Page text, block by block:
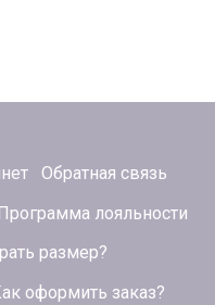
Обратная связь
лояльности
размер?
оформить заказ?